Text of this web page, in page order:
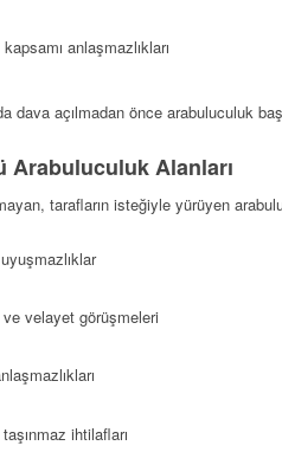
anlaşmazlıkları
dava açılmadan önce arabuluculuk
Arabuluculuk Alanları
tarafların isteğiyle yürüyen
velayet görüşmeleri
ihtilafları